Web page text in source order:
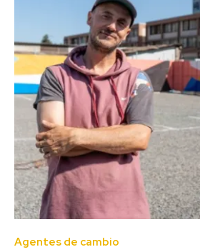
Agentes de cambio